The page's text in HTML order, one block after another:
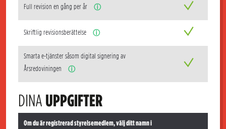
Full revision en gång per år ⓘ
Skriftlig revisionsberättelse ⓘ
Smarta e-tjänster såsom digital signering av
Årsredoviningen
ⓘ
DINA UPPGIFTER
Om du är registrerad styrelsemedlem, välj ditt namn i